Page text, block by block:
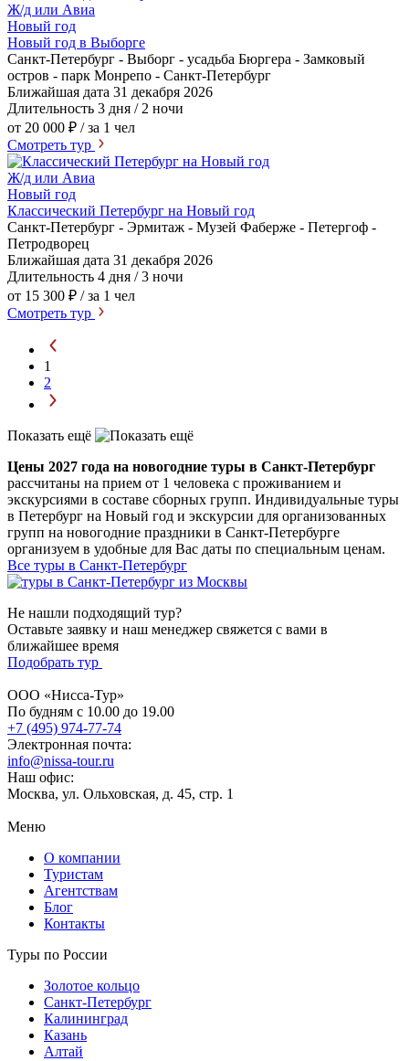
Ж/д или Авиа
Новый год
Новый год в Выборге
Санкт-Петербург - Выборг - усадьба Бюргера - Замковый
остров - парк Монрепо - Санкт-Петербург
Ближайшая дата 31 декабря 2026
Длительность 3 дня / 2 ночи
от 20 000 ₽ / за 1 чел
Смотреть тур
Ж/д или Авиа
Новый год
Классический Петербург на Новый год
Санкт-Петербург - Эрмитаж - Музей Фаберже - Петергоф -
Петродворец
Ближайшая дата 31 декабря 2026
Длительность 4 дня / 3 ночи
от 15 300 ₽ / за 1 чел
Смотреть тур
1
2
Показать ещё
Цены 2027 года на новогодние туры в Санкт-Петербург
рассчитаны на прием от 1 человека с проживанием и
экскурсиями в составе сборных групп. Индивидуальные туры
в Петербург на Новый год и экскурсии для организованных
групп на новогодние праздники в Санкт-Петербурге
организуем в удобные для Вас даты по специальным ценам.
Все туры в Санкт-Петербург
Не нашли подходящий тур?
Оставьте заявку и наш менеджер свяжется с вами в
ближайшее время
Подобрать тур
ООО «Нисса-Тур»
По будням с 10.00 до 19.00
+7 (495) 974-77-74
Электронная почта:
info@nissa-tour.ru
Наш офис:
Москва, ул. Ольховская, д. 45, стр. 1
Меню
О компании
Туристам
Агентствам
Блог
Контакты
Туры по России
Золотое кольцо
Санкт-Петербург
Калининград
Казань
Алтай